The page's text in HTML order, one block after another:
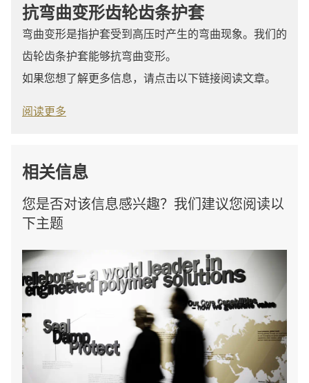
抗弯曲变形齿轮齿条护套
弯曲变形是指护套受到高压时产生的弯曲现象。我们的
齿轮齿条护套能够抗弯曲变形。
如果您想了解更多信息，请点击以下链接阅读文章。
阅读更多
相关信息
您是否对该信息感兴趣？我们建议您阅读以
下主题